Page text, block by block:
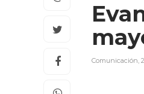
Comunicación,